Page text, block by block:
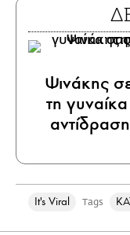
Ψινάκης
τη
It's Viral Tags